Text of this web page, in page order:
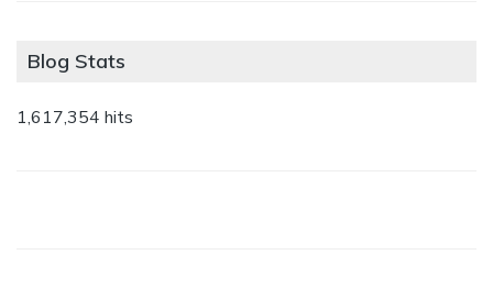
Blog Stats
1,617,354 hits